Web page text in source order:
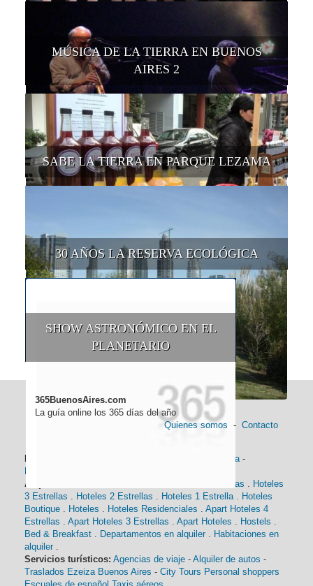
MÚSICA DE LA TIERRA EN BUENOS
AIRES 2
SABE LA TIERRA EN PARQUE LEZAMA
30 AÑOS LA RESERVA ECOLÓGICA
SHOW ASTRONÓMICO EN EL
PLANETARIO
365BuenosAires.com
La guía online los 365 días del año
Quienes somos - Contacto
Información general: Historia -
Distancias
Alojamiento:
Hoteles 4 Estrellas
Hoteles
3 Estrellas
Hoteles 2 Estrellas Hoteles 1 Estrella
Hoteles
Boutique
Hoteles Hoteles Residenciales
Apart Hoteles 4
Estrellas
Apart Hoteles 3 Estrellas Apart Hoteles Hostels
Bed & Breakfast
Departamentos en alquiler
Habitaciones en
alquiler
Servicios turísticos: Agencias de viaje - Alquiler de autos -
Traslados Ezeiza Buenos Aires - City Tours Personal shoppers